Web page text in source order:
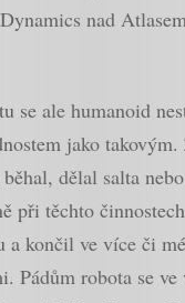
nad
se ale humanoid
jako
dělal salta
při těchto
a končil ve více či
Pádům robota se